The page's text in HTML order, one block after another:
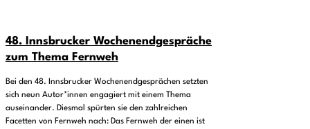
48. Innsbrucker Wochenendgespräche
zum Thema Fernweh
Bei den 48. Innsbrucker Wochenendgesprächen setzten
sich neun Autor*innen engagiert mit einem Thema
auseinander. Diesmal spürten sie den zahlreichen
Facetten von Fernweh nach: Das Fernweh der einen ist